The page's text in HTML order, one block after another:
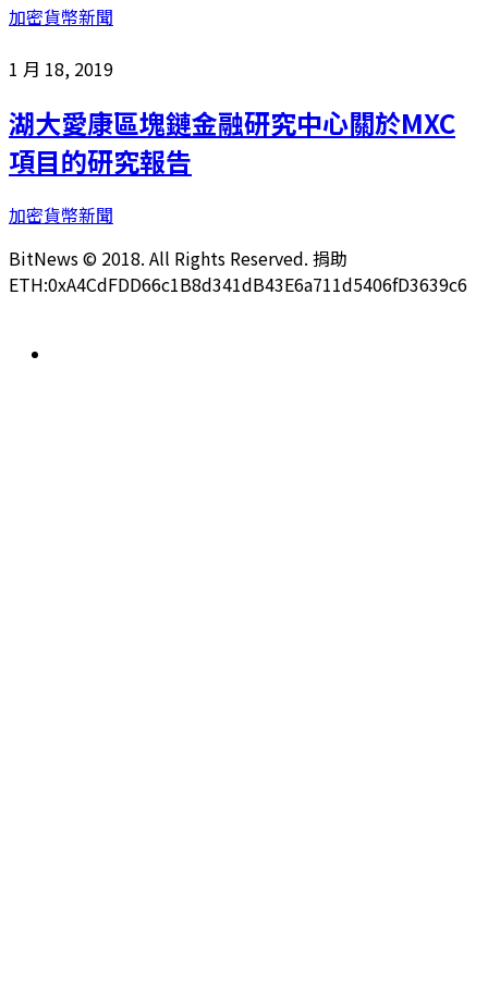
加密貨幣新聞
1 月 18, 2019
湖大愛康區塊鏈金融研究中心關於MXC
項目的研究報告
加密貨幣新聞
BitNews © 2018. All Rights Reserved. 捐助
ETH:0xA4CdFDD66c1B8d341dB43E6a711d5406fD3639c6